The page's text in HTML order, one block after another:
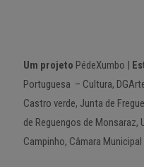
Um projeto PédeXumbo |
Portuguesa – Cultura,
Castro verde, Junta de
de Reguengos de Monsaraz,
Campinho, Câmara Municipal